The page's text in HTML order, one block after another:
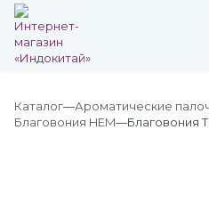
Каталог Ароматические
Благовония HEM
Благовония